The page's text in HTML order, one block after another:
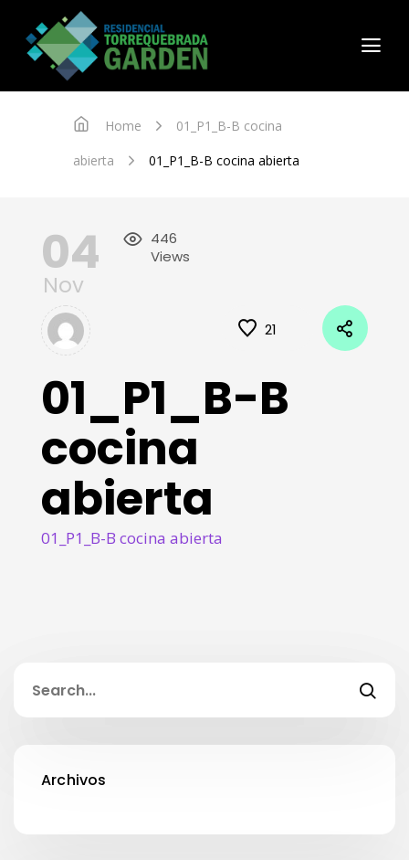
Home
01_P1_B-B cocina
abierta
01_P1_B-B cocina abierta
04
Nov
446
Views
21
01_P1_B-B
cocina
abierta
01_P1_B-B cocina abierta
Archivos